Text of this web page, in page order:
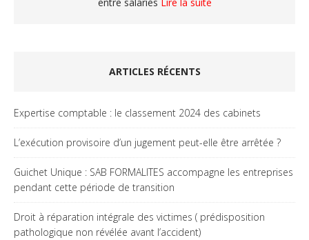
ARTICLES RÉCENTS
Expertise comptable : le classement 2024 des cabinets
L’exécution provisoire d’un jugement peut-elle être arrêtée ?
Guichet Unique : SAB FORMALITES accompagne les entreprises
pendant cette période de transition
Droit à réparation intégrale des victimes ( prédisposition
pathologique non révélée avant l’accident)